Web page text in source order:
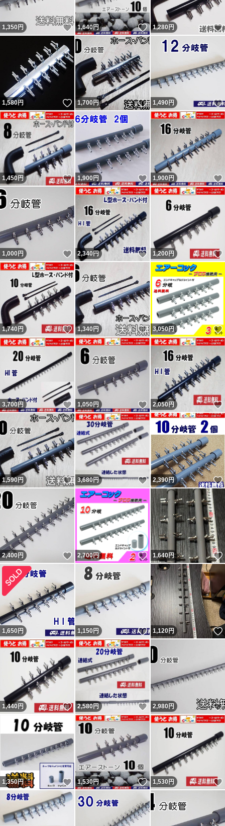
業者か私が対応となります。箱梱包での破損は輸送業者の
問題と思います。本当の話であれば。 問題あれば対応後
の評価依頼については「小学生しか守らなそうなルールは
小学生にのみに言えば。」と言ってくる者です。「大人数
で通報したらアカウント消えるらしいよ。」と脅しなのか
意味不明の事を言ってくる者です。
新たに『追跡すると配達済だがポストに無い』という事で
返金申請依頼・輸送業者に報告し対応しているのに不当評
価されました。私に非が無いのに理不尽な評価されれば相
応の評価するのは普通です。何故か「脅された」とコメン
トされていますが忠告です。 最新の評価コメントは反論
が出来ないようで論点が違います。私の返答は一部変更・
追記しているので同じではありません。フリマから閲覧の
方で気になる方はヤフオクからこの評価の返答を参照くだ
さい。 結局、追跡通り問題なく届いていたようです（ナ
ビの受取連絡有・ヤマトにも確認）。不当評価された私は
被害者で非はありません。 記載内容を理解出来ない人
（対応待てない人）は購入しないよう明記していますので
手の打ちようがない異常者・無分別者による八つ当たりで
す。9、10人目の不当評価者も現れましたが同じです。ヤ
フオクの評価返答を参照ください。 良い評価の割合0％
（取引時0。新規ではない0。）の11人目も対応拒否なの
で不当評価です。30円のネットの持ち手に小さい傷があ
ったとの事。 12人目は勝手に不要連絡してきて返信が無
いとの事。不要連絡に返信する必要無いので不当評価で
残念ながら数千人に一人くらいの割合で話が通じない異常
者が現れます。悪い評価をする事が目的（サクラ）と思わ
れる者が複数います。 ヤフーフリマからは不当評価への
私の返信コメントが閲覧出来ず、絶対に不公平なので載せ
ています。 私に非があれば反省・改善しますが、不当評
価には主張・反論します。かなり抑えて記載しています。
不当評価を気にせず購入していただいている皆様、ありが
とうございます。 どちらでもない評価も数件以外はコメ
ントと異なる不適当または誤評価です（9割以上がヤフー
フリマ購入者）。 ペイペイフリマ（現ヤフーフリマ）で
は問題なければ『普通（どちらでもない）』評価（コメン
トは良い取引が出来ました）をする人が多くて出品者から
不評だった為、『どちらでもない』の評価は2022年7月に
廃止されました。
落札後に即発送、翌日発送を要求してくる人が結構います
が事前に質問欄から確認するか他で購入してください。
主に支払手続から1～2、2～3日で発送と設定して出品
し、その通り発送しています。 翌日発送とならない場合
もあります。 勝手な要求通り発送しなかったから「気分
悪い」「誠実ではない」と悪い・どちらでもない 評価し
てきた異常者達がいたので記載しておきます。
1,350円 いいね！
1,640円 いいね！
1,280円
1,580円 いいね！
1,700円 いいね！
1,490円
1,450円 いいね！
1,900円 いいね！
1,900円
1,000円 いいね！
2,340円 いいね！
1,200 円
1,740円 いいね！
1,340円 いいね！
3,050円
3,700円 いいね！
1,050円 いいね！
2,050円
1,590円 いいね！
3,680円 いいね！
2,390円
2,400円 いいね！
2,700円 いいね！
1,640円
1,650 円 1,150円 いいね！
1,120円
1,440 円 いいね！
2,580円 いいね！
2,980円
1,350円 いいね！
1,530円 いいね！
1,530円